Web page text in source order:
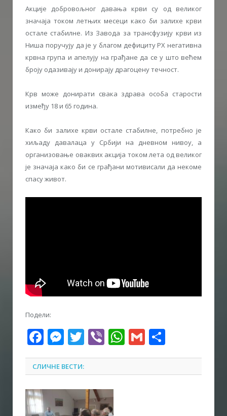
Акције добровољног давања крви су од великог
значаја током летњих месеци како би залихе крви
остале стабилне. Из Завода за трансфузију крви из
Ниша поручују да је у благом дефициту РХ негативна
крвна група и апелују на грађане да се у што већем
броју одазивају и донирају драгоцену течност.
Крв може донирати свака здрава особа старости
између 18 и 65 година.
Како би залихе крви остале стабилне, потребно је
хиљаду давалаца у Србији на дневном нивоу, а
организовање оваквих акција током лета од великог
је значаја како би се грађани мотивисали да некоме
спасу живот.
Подели:
Facebook
Messenger
Twitter
ViberWhatsApp
Gmail
СЛИЧНЕ ВЕСТИ: